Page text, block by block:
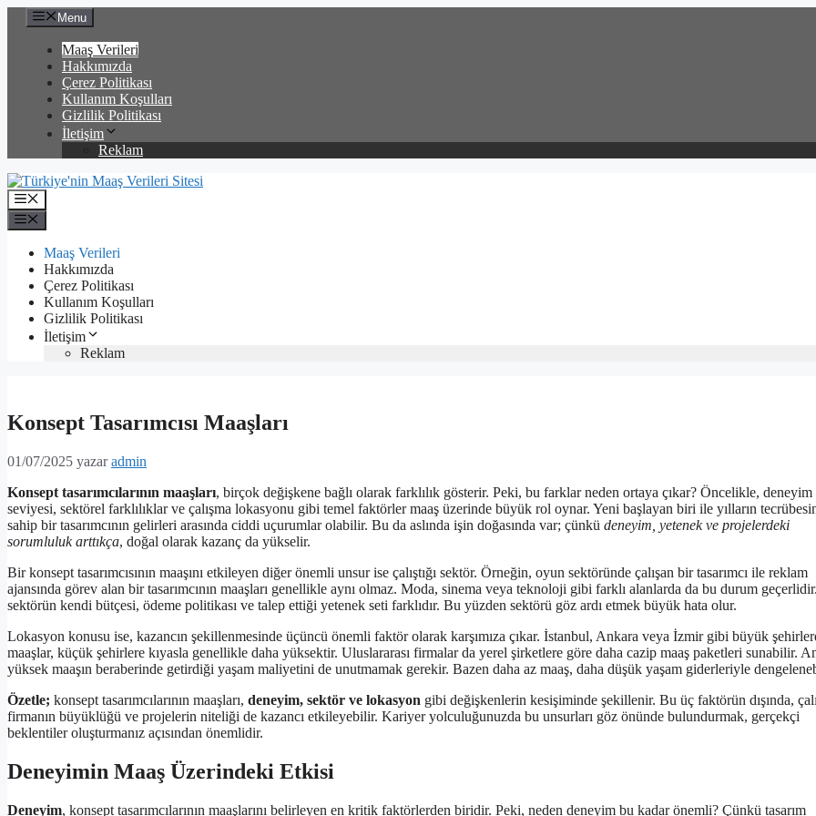
İçeriğe
atla
Menu
Maaş Verileri
Hakkımızda
Çerez Politikası
Kullanım Koşulları
Gizlilik Politikası
İletişim
Reklam
Menü
Maaş Verileri
Hakkımızda
Çerez Politikası
Kullanım Koşulları
Gizlilik Politikası
İletişim
Reklam
Konsept Tasarımcısı Maaşları
01/07/2025 yazaradmin
Konsept tasarımcılarının maaşları, birçok değişkene bağlı olarak farklılık gösterir. Peki, bu farklar neden ortaya çıkar? Öncelikle, deneyim
seviyesi, sektörel farklılıklar ve çalışma lokasyonu gibi temel faktörler maaş üzerinde büyük rol oynar. Yeni başlayan biri ile yılların
sahip bir tasarımcının gelirleri arasında ciddi uçurumlar olabilir. Bu da aslında işin doğasında var; çünkü deneyim, yetenek ve projelerdeki
sorumluluk arttıkça, doğal olarak kazanç da yükselir.
Bir konsept tasarımcısının maaşını etkileyen diğer önemli unsur ise çalıştığı sektör. Örneğin, oyun sektöründe çalışan bir tasarımcı ile reklam
ajansında görev alan bir tasarımcının maaşları genellikle aynı olmaz. Moda, sinema veya teknoloji gibi farklı alanlarda da bu durum
sektörün kendi bütçesi, ödeme politikası ve talep ettiği yetenek seti farklıdır. Bu yüzden sektörü göz ardı etmek büyük hata olur.
Lokasyon konusu ise, kazancın şekillenmesinde üçüncü önemli faktör olarak karşımıza çıkar. İstanbul, Ankara veya İzmir gibi büyük
maaşlar, küçük şehirlere kıyasla genellikle daha yüksektir. Uluslararası firmalar da yerel şirketlere göre daha cazip maaş paketleri sunabilir.
yüksek maaşın beraberinde getirdiği yaşam maliyetini de unutmamak gerekir. Bazen daha az maaş, daha düşük yaşam giderleriyle
Özetle; konsept tasarımcılarının maaşları, deneyim, sektör ve lokasyon gibi değişkenlerin kesişiminde şekillenir. Bu üç faktörün dışında,
firmanın büyüklüğü ve projelerin niteliği de kazancı etkileyebilir. Kariyer yolculuğunuzda bu unsurları göz önünde bulundurmak, gerçekçi
beklentiler oluşturmanız açısından önemlidir.
Deneyimin Maaş Üzerindeki Etkisi
Deneyim, konsept tasarımcılarının maaşlarını belirleyen en kritik faktörlerden biridir. Peki, neden deneyim bu kadar önemli? Çünkü tasarım